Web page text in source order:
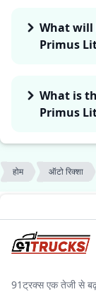
What will
Primus
What is
Primus
होम ऑटो रिक्शा
91ट्रक्स एक तेजी से